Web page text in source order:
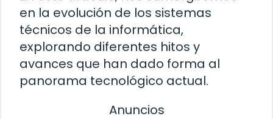
en la evolución de los sistemas
técnicos de la informática,
explorando diferentes hitos y
avances que han dado forma al
panorama tecnológico actual.
Anuncios